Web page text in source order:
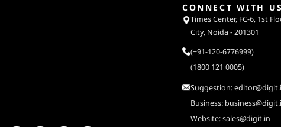
CONNECT WITH US
Times Center, FC-6, 1st
City, Noida - 201301
(+91-120-6776999)
(1800 121 0005)
Suggestion:
Business:
Website:sales@digit.in